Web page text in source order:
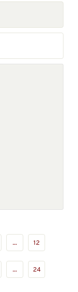
... 12
... 24